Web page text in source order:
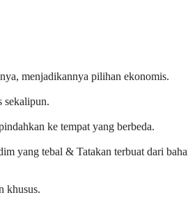
menjadikannya pilihan ekonomis.
sekalipun.
ke tempat yang berbeda.
yang tebal & Tatakan terbuat dari
khusus.